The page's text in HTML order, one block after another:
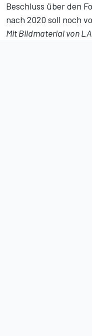
Beschluss über den
nach 2020 soll noch
Mit Bildmaterial von